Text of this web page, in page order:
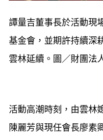
譚量吉董事長於活動現
基金會，並期許持續深
雲林延續。圖／財團法
活動高潮時刻，由雲林
陳麗芳與現任會長廖素